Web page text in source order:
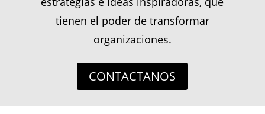
tienen el poder de transformar
organizaciones.
CONTACTANOS